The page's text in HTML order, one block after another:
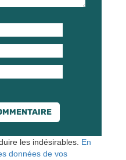
les indésirables. En
données de vos